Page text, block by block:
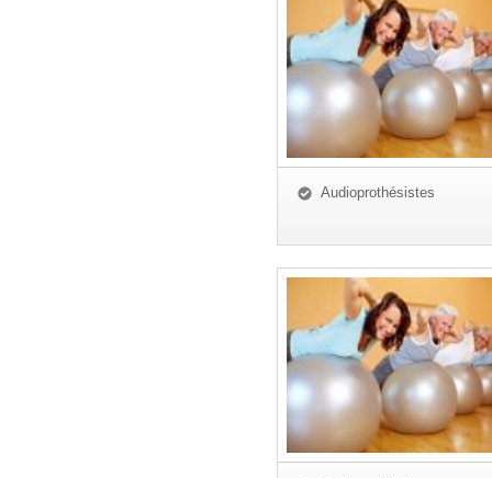
Audioprothésistes